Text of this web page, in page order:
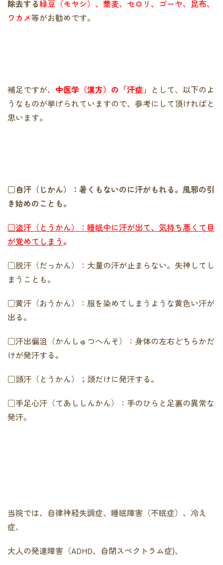
除去する緑豆（モヤシ）、蕎麦、セロリ、ゴーヤ、昆布、
ワカメ等がお勧めです。
補足ですが、 中医学（漢方）の「汗症」 として、以下のよ
うなものが挙げられていますので、参考にして頂ければと
思います。
□自汗（じかん）：暑くもないのに汗がもれる。風邪の引
き始めのことも。
□盗汗（とうかん）：睡眠中に汗が出て、気持ち悪くて目
が覚めてしまう 。
□脱汗（だっかん）：大量の汗が止まらない。失神してし
まうことも。
□黄汗（おうかん）：服を染めてしまうような黄色い汗が
出る。
□汗出偏沮（かんしゅつへんそ）：身体の左右どちらかだ
けが発汗する。
□頭汗（とうかん）；頭だけに発汗する。
□手足心汗（てあししんかん）：手のひらと足裏の異常な
発汗。
当院では、自律神経失調症、睡眠障害（不眠症）、冷え
症、
大人の発達障害（ADHD、自閉スペクトラム症)、